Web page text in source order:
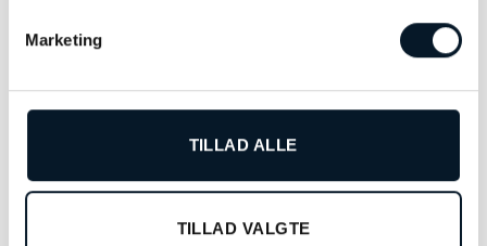
Marketing
TILLAD ALLE
TILLAD VALGTE
Montblanc Blækflaske Royal
Montblanc Meisterstück
manchetknapper –
MB132977